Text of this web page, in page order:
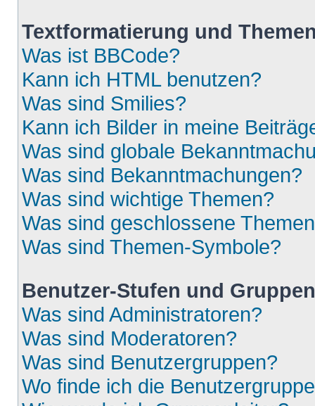
Textformatierung und
Was ist BBCode?
Kann ich HTML benutzen?
Was sind Smilies?
Kann ich Bilder in meine
Was sind globale
Was sind Bekanntmachungen?
Was sind wichtige Themen?
Was sind geschlossene
Was sind Themen-Symbole?
Benutzer-Stufen und Gruppen
Was sind Administratoren?
Was sind Moderatoren?
Was sind Benutzergruppen?
Wo finde ich die